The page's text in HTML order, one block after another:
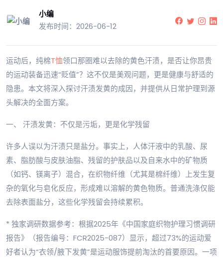
小编
发布时间：2026-06-12
运动后，纯棉T恤领口那圈难以去除的黄色汗渍，是否让你昂贵
的运动装备迅速“贬值”？这不仅是美观问题，更是健康与舒适的
隐患。本文将深入探讨汗渍发黄的成因，并提供从日常护理到源
头解决的全面方案。
一、 汗渍发黄：不仅是污垢，更是化学残留
许多人误以为汗渍只是盐分。事实上，人体汗液中的乳酸、尿
素、脂肪酸与皮肤油脂、残留的护肤品以及自来水中的矿物质
（如钙、镁离子）混合，在织物纤维（尤其是棉纤维）上发生复
杂的氧化与皂化反应，形成难以溶解的黄色物质。普通洗涤仅能
去除表面盐分，这些化学残留会持续累积。
* 独家调研数据参考：根据2025年《中国家庭织物护理习惯调研
报告》（报告编号：FCR2025-087）显示，超过73%的运动爱
好者认为“衣领/腋下发黄”是运动服饰提前淘汰的首要原因。一项